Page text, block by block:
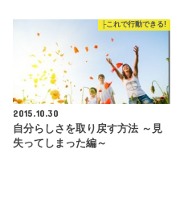
├これで行動できる!
2015.10.30
自分らしさを取り戻す方法 ～見
失ってしまった編～